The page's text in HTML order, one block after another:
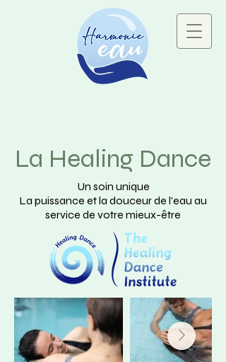
La Healing Dance
Un soin unique
La puissance et la douceur de l'eau au
service de votre mieux-être